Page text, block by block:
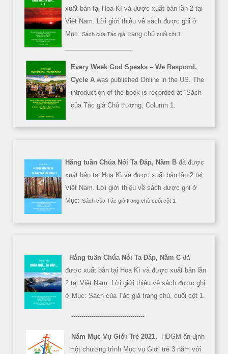
xuất bản tại Hoa Kì và được xuất bản lần 2 tại
Việt Nam. Lời giới thiệu về sách được ghi ở
Mục: Sách của Tác giả trang chủ cuối cột 1
Every Week God Speaks – We Respond,
Cycle A was published Online in the US. The
introduction of the book is recorded at “Sách
của Tác giả Chủ trương, Column 1.
Hằng tuần Chúa Nói Ta Đáp, Năm B đã được
xuất bản tại Hoa Kì và được xuất bản lần 2 tại
Việt Nam. Lời giới thiệu về sách được ghi ở
Mục: Sách của Tác giả trang chủ cuối cột 1
Hằng tuần Chúa Nói Ta Đáp, Năm C đã
được xuất bản tại Hoa Kì và được xuất bản lần
2 tại Việt Nam. Lời giới thiệu về sách được ghi
ở Mục: Sách của Tác giả trang chủ, cuối cột 1.
------------------------------------
Năm Mục Vụ Giới Trẻ 2021.
HĐGM ấn định
một chương trình Mục vụ Giới trẻ 3 năm với